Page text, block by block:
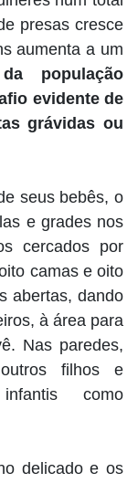
presas cresce
aumenta a um
população
evidente de
grávidas ou
seus bebês, o
e grades nos
cercados por
camas e oito
abertas, dando
à área para
Nas paredes,
filhos e
como
delicado e os